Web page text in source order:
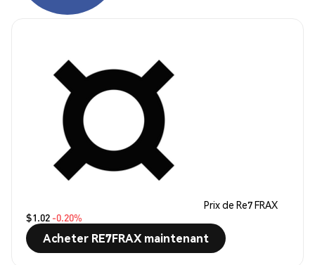
Prix de Re7 FRAX
$1.02 -0.20%
Acheter RE7FRAX maintenant